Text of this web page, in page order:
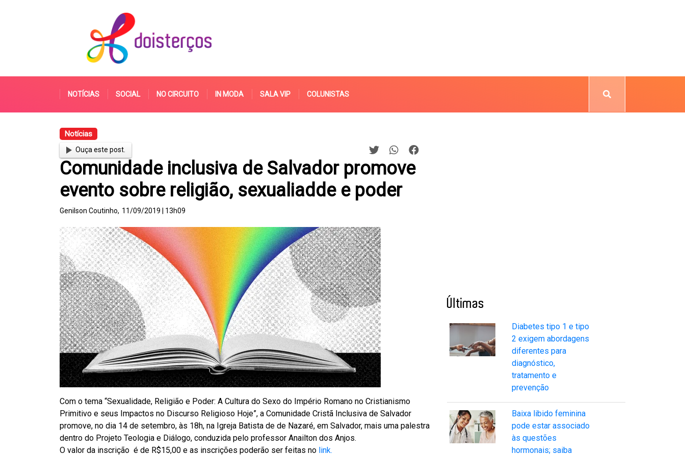
NOTÍCIAS SOCIAL NO CIRCUITO IN MODA SALA VIP COLUNISTAS
Notícias
Ouça este post.
Comunidade inclusiva de Salvador promove
evento sobre religião, sexualiadde e poder
Genilson Coutinho, 11/09/2019 | 13h09
Com o tema “Sexualidade, Religião e Poder: A Cultura do Sexo do Império Romano no Cristianismo
Primitivo e seus Impactos no Discurso Religioso Hoje”, a Comunidade Cristã Inclusiva de Salvador
promove, no dia 14 de setembro, às 18h, na Igreja Batista de de Nazaré, em Salvador, mais uma palestra
dentro do Projeto Teologia e Diálogo, conduzida pelo professor Anailton dos Anjos.
O valor da inscrição é de R$15,00 e as inscrições poderão ser feitas no link.
Últimas
Diabetes tipo 1 e tipo
2 exigem abordagens
diferentes para
diagnóstico,
tratamento e
prevenção
Baixa libido feminina
pode estar associado
às questões
hormonais; saiba